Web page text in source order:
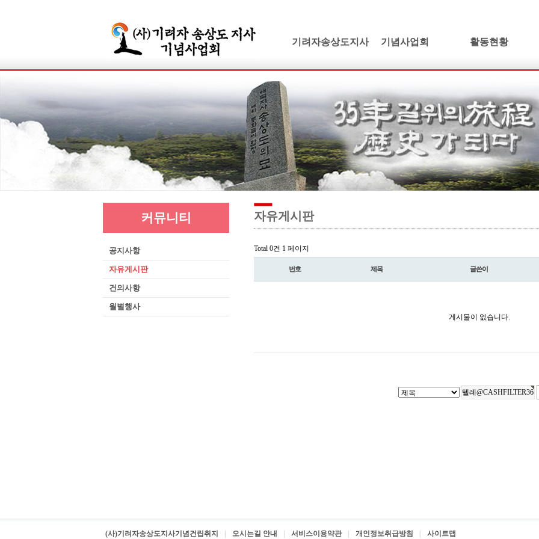
기려자송상도지사
연보 및 가계도
기려수필집필동기
생애와사상
유묵과유품
연혁지
추모의글
기념사업회
인사말
정관 및 조직도
임원현황
사업계획
정기총회자료
오시는길
활동현황
학술발표회논단
동영상갤러리
소설/기려수필
만화/기려수필
드라마/기려수필
오페라/기려수필
커뮤니티
공지사항
자유게시판
건의사항
월별행사
자유게시판
Total 0건 1 페이지
번호 제목 글쓴이
게시물이 없습니다.
(사)기려자송상도지사기념건립취지 오시는길 안내 서비스이용약관 개인정보취급방침 사이트맵